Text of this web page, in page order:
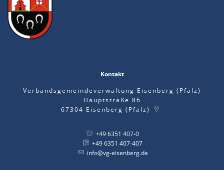
Kontakt
Verbandsgemeindeverwaltung Eisenberg (Pfalz)
Hauptstraße 86
67304 Eisenberg (Pfalz)
+49 6351 407-0
+49 6351 407-407
info@vg-eisenberg.de